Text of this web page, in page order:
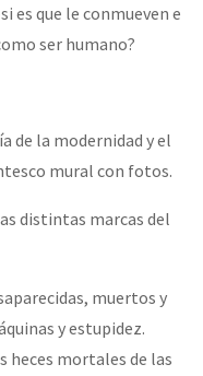
es que le conmueven e
ser humano?
de la modernidad y el
mural con fotos.
distintas marcas del
muertos y
y estupidez.
heces mortales de las